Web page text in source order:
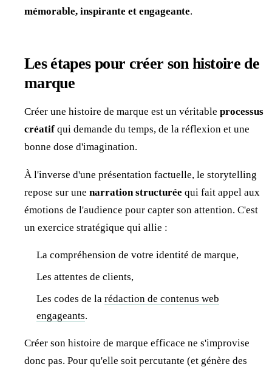
mémorable, inspirante et engageante.
Les étapes pour créer son histoire de
marque
Créer une histoire de marque est un véritable processus
créatif qui demande du temps, de la réflexion et une
bonne dose d'imagination.
À l'inverse d'une présentation factuelle, le storytelling
repose sur une narration structurée qui fait appel aux
émotions de l'audience pour capter son attention. C'est
un exercice stratégique qui allie :
La compréhension de votre identité de marque,
Les attentes de clients,
Les codes de la rédaction de contenus web
engageants.
Créer son histoire de marque efficace ne s'improvise
donc pas. Pour qu'elle soit percutante (et génère des